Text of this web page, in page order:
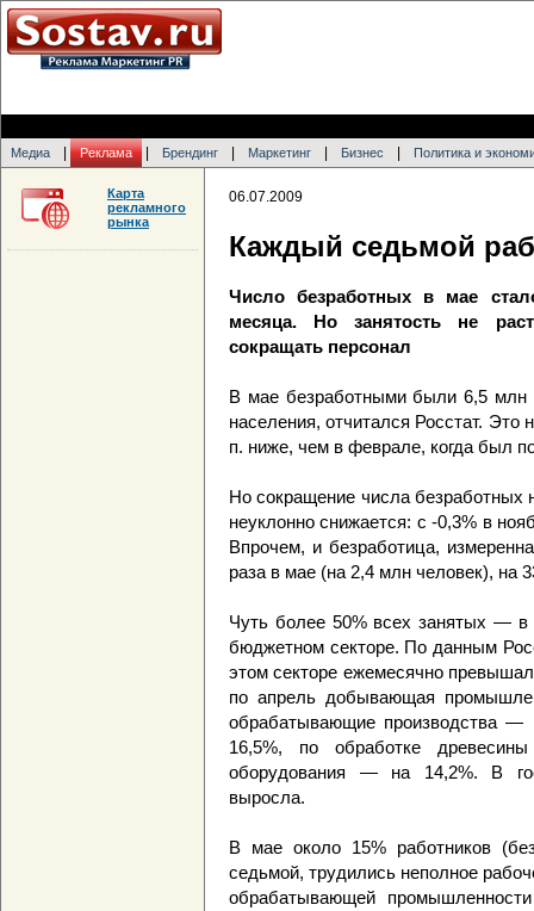
Медиа Реклама Брендинг Маркетинг Бизнес Политика и
06.07.2009
Каждый седьмой
Число безработных в мае
месяца. Но занятость не
сокращать персонал
В мае безработными были 6,5 млн
населения, отчитался Росстат.
п. ниже, чем в феврале, когда был
Но сокращение числа безработных
неуклонно снижается: с -0,3% в
Впрочем, и безработица,
раза в мае (на 2,4 млн человек), на
Чуть более 50% всех занятых — в
бюджетном секторе. По данным
этом секторе ежемесячно
по апрель добывающая
обрабатывающие производства
16,5%, по обработке
оборудования — на 14,2%. В
выросла.
В мае около 15% работников
седьмой, трудились неполное
обрабатывающей
Карта
рекламного
рынка